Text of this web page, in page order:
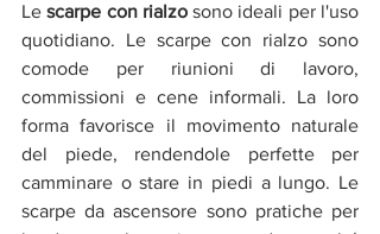
Le scarpe con rialzo sono ideali per l'uso
quotidiano. Le scarpe con rialzo sono
comode per riunioni di lavoro,
commissioni e cene informali. La loro
forma favorisce il movimento naturale
del piede, rendendole perfette per
camminare o stare in piedi a lungo. Le
scarpe da ascensore sono pratiche per